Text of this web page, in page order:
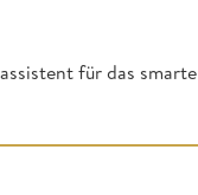
für das smarte